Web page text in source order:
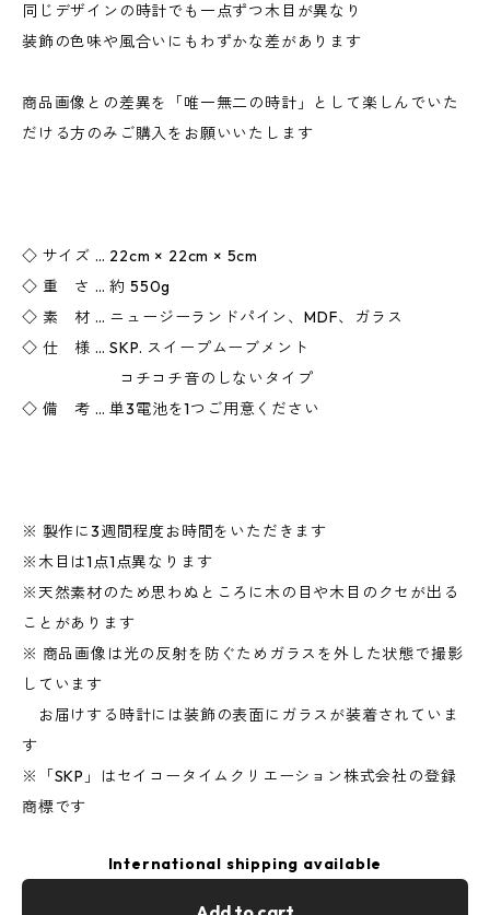
同じデザインの時計でも一点ずつ木目が異なり
装飾の色味や風合いにもわずかな差があります
商品画像との差異を「唯一無二の時計」として楽しんでいた
だける方のみご購入をお願いいたします
◇ サイズ … 22cm × 22cm × 5cm
◇ 重 さ … 約 550g
◇ 素 材 … ニュージーランドパイン、MDF、ガラス
◇ 仕 様 … SKP. スイープムーブメント
コチコチ音のしないタイプ
◇ 備 考 … 単3電池を1つご用意ください
※ 製作に3週間程度お時間をいただきます
※木目は1点1点異なります
※天然素材のため思わぬところに木の目や木目のクセが出る
ことがあります
※ 商品画像は光の反射を防ぐためガラスを外した状態で撮影
しています
お届けする時計には装飾の表面にガラスが装着されていま
す
※「SKP」はセイコータイムクリエーション株式会社の登録
商標です
International shipping available